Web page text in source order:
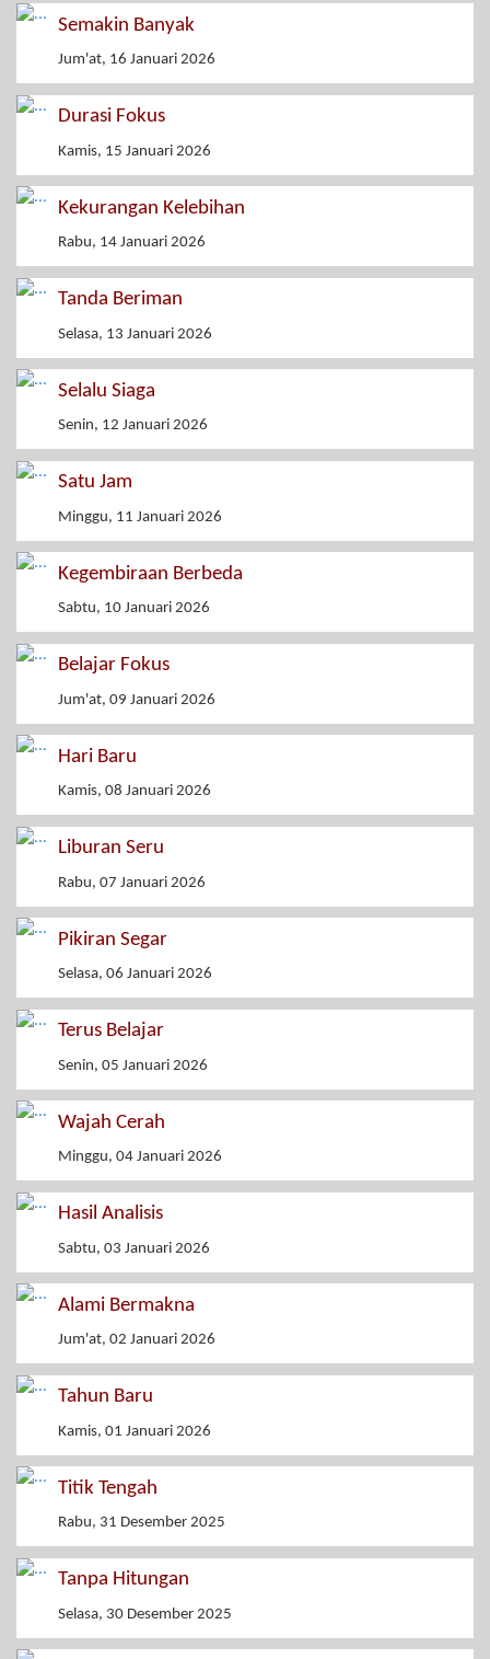
Semakin Banyak
Jum'at, 16 Januari 2026
Durasi Fokus
Kamis, 15 Januari 2026
Kekurangan Kelebihan
Rabu, 14 Januari 2026
Tanda Beriman
Selasa, 13 Januari 2026
Selalu Siaga
Senin, 12 Januari 2026
Satu Jam
Minggu, 11 Januari 2026
Kegembiraan Berbeda
Sabtu, 10 Januari 2026
Belajar Fokus
Jum'at, 09 Januari 2026
Hari Baru
Kamis, 08 Januari 2026
Liburan Seru
Rabu, 07 Januari 2026
Pikiran Segar
Selasa, 06 Januari 2026
Terus Belajar
Senin, 05 Januari 2026
Wajah Cerah
Minggu, 04 Januari 2026
Hasil Analisis
Sabtu, 03 Januari 2026
Alami Bermakna
Jum'at, 02 Januari 2026
Tahun Baru
Kamis, 01 Januari 2026
Titik Tengah
Rabu, 31 Desember 2025
Tanpa Hitungan
Selasa, 30 Desember 2025